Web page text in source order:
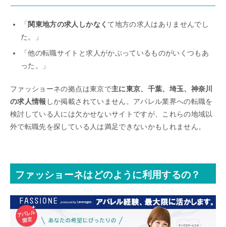
「 関東地方の求人しかなく て地方の求人はありませんでし
た。」
「他の転職サイトと求人がかぶっているものがいくつもあ
った。」
ファッショーネの拠点は東京で主に東京、千葉、埼玉、神奈川
の求人情報 しか掲載されていません。アパレル業界への転職を
検討している人には欠かせないサイトですが、これらの地域以
外で転職先を探している人は満足できないかもしれません。
ファッショーネはどのように利用するの？